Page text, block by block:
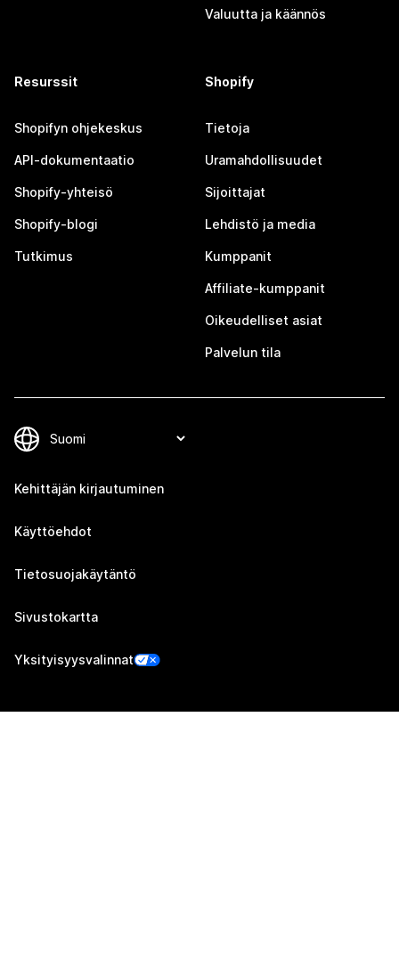
Valuutta ja käännös
Resurssit
Shopifyn ohjekeskus
API-dokumentaatio
Shopify-yhteisö
Shopify-blogi
Tutkimus
Shopify
Tietoja
Uramahdollisuudet
Sijoittajat
Lehdistö ja media
Kumppanit
Affiliate-kumppanit
Oikeudelliset asiat
Palvelun tila
Kehittäjän kirjautuminen
Käyttöehdot
Tietosuojakäytäntö
Sivustokartta
Yksityisyysvalinnat